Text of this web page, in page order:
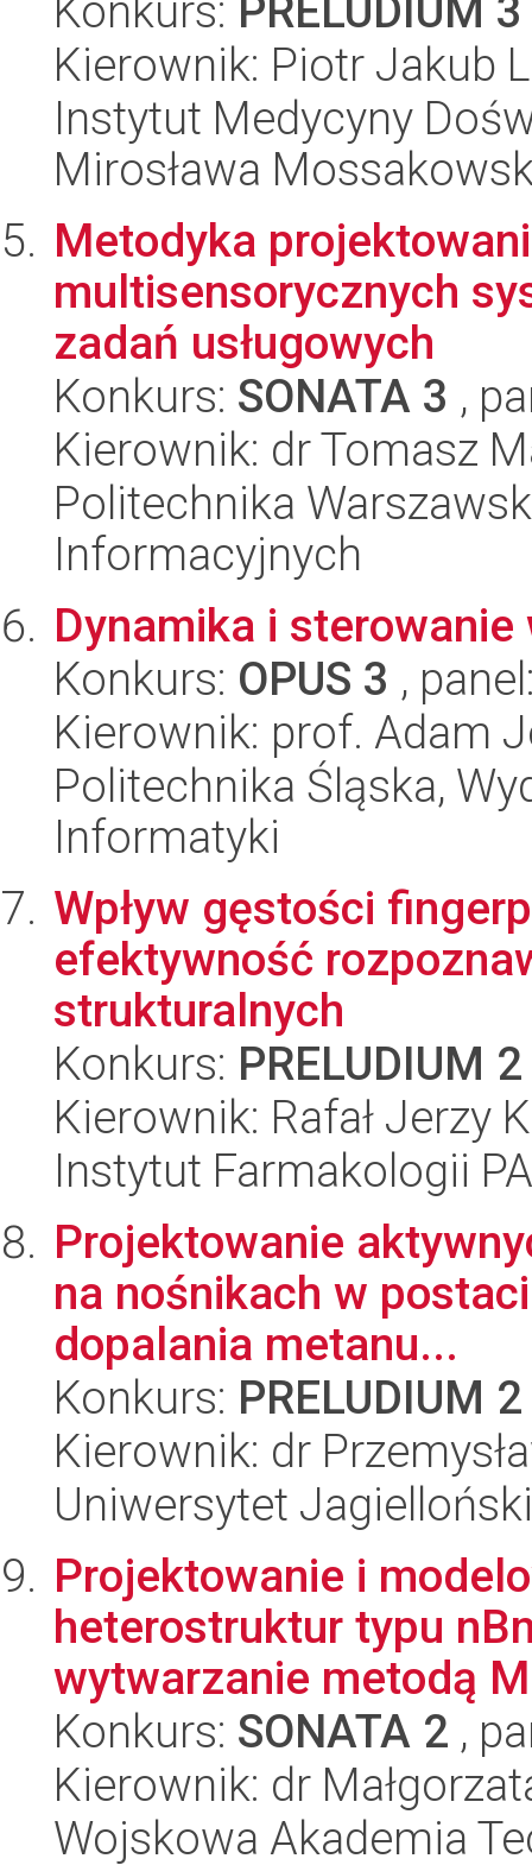
Konkurs: PRELUDIUM 3
Kierownik: Piotr Jakub
Instytut Medycyny
Mirosława
Metodyka
multisensorycznych
zadań usługowych
Konkurs: SONATA 3 ,
Kierownik: dr Tomasz
Politechnika
Informacyjnych
Dynamika i sterowanie
Konkurs: OPUS 3 ,
Kierownik: prof. Adam
Politechnika Śląska,
Informatyki
Wpływ gęstości
efektywność
strukturalnych
Konkurs: PRELUDIUM 2
Kierownik: Rafał Jerzy
Instytut Farmakologii
Projektowanie
na nośnikach w
dopalania metanu...
Konkurs: PRELUDIUM 2
Kierownik: dr
Uniwersytet
Projektowanie i
heterostruktur typu
wytwarzanie metodą
Konkurs: SONATA 2 ,
Kierownik: dr
Wojskowa Akademia